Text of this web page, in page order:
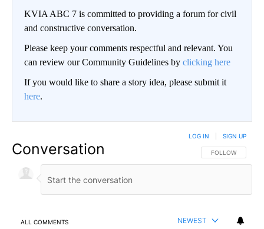
KVIA ABC 7 is committed to providing a forum for civil
and constructive conversation.
Please keep your comments respectful and relevant. You
can review our Community Guidelines by clicking here
If you would like to share a story idea, please submit it
here.
Conversation FOLLOW THIS
FOLLOW
LOG IN SIGN UP
ALL COMMENTS NEWEST